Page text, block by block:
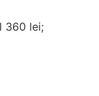
360 lei;